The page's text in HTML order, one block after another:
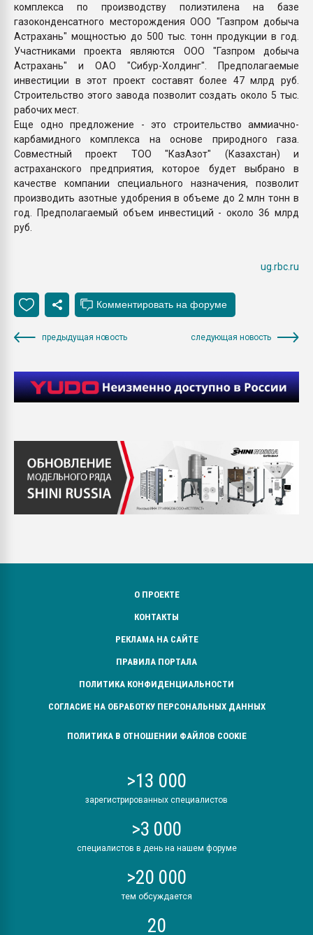
комплекса по производству полиэтилена на базе
газоконденсатного месторождения ООО "Газпром добыча
Астрахань" мощностью до 500 тыс. тонн продукции в год.
Участниками проекта являются ООО "Газпром добыча
Астрахань" и ОАО "Сибур-Холдинг". Предполагаемые
инвестиции в этот проект составят более 47 млрд руб.
Строительство этого завода позволит создать около 5 тыс.
рабочих мест.
Еще одно предложение - это строительство аммиачно-
карбамидного комплекса на основе природного газа.
Совместный проект ТОО "КазАзот" (Казахстан) и
астраханского предприятия, которое будет выбрано в
качестве компании специального назначения, позволит
производить азотные удобрения в объеме до 2 млн тонн в
год. Предполагаемый объем инвестиций - около 36 млрд
руб.
ug.rbc.ru
предыдущая новость следующая новость
О ПРОЕКТЕ
КОНТАКТЫ
РЕКЛАМА НА САЙТЕ
ПРАВИЛА ПОРТАЛА
ПОЛИТИКА КОНФИДЕНЦИАЛЬНОСТИ
СОГЛАСИЕ НА ОБРАБОТКУ ПЕРСОНАЛЬНЫХ ДАННЫХ
ПОЛИТИКА В ОТНОШЕНИИ ФАЙЛОВ COOKIE
>13 000
зарегистрированных специалистов
>3 000
специалистов в день на нашем форуме
>20 000
тем обсуждается
20